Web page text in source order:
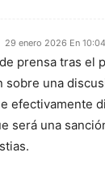
29 enero 2026 En 10:04
prensa tras el
sobre una
efectivamente
será una